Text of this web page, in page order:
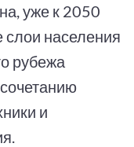
уже к 2050
слои населения
рубежа
и